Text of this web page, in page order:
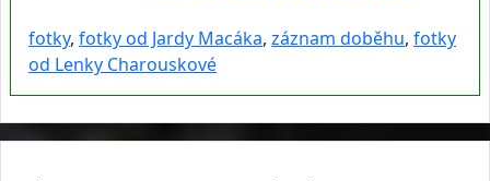
fotky, fotky od Jardy Macáka, záznam doběhu, fotky
od Lenky Charouskové